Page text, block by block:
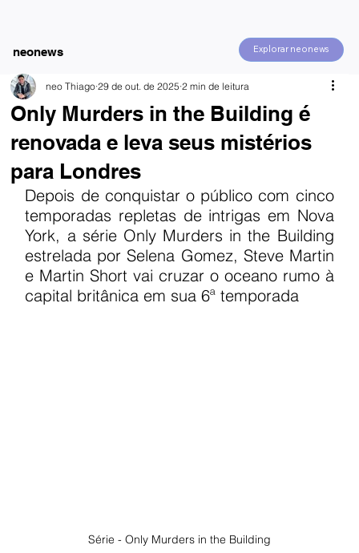
Explorar neonews
neonews
Only Murders in the Building é
renovada e leva seus mistérios
para Londres
neo Thiago 29 de out. de 2025 2 min de leitura
Depois de conquistar o público com cinco
temporadas repletas de intrigas em Nova
York, a série Only Murders in the Building
estrelada por Selena Gomez, Steve Martin
e Martin Short vai cruzar o oceano rumo à
capital britânica em sua 6ª temporada
Série - Only Murders in the Building